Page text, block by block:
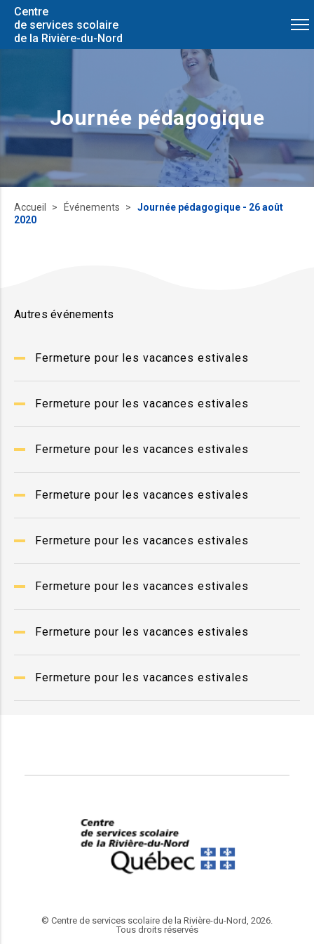
Centre
de services scolaire
de la Rivière-du-Nord
Journée pédagogique
Autres événements
Fermeture pour les vacances estivales
Fermeture pour les vacances estivales
Fermeture pour les vacances estivales
Fermeture pour les vacances estivales
Fermeture pour les vacances estivales
Fermeture pour les vacances estivales
Fermeture pour les vacances estivales
Fermeture pour les vacances estivales
Accueil Événements
Journée pédagogique - 26 août
2020
© Centre de services scolaire de la Rivière-du-Nord, 2026.
Tous droits réservés